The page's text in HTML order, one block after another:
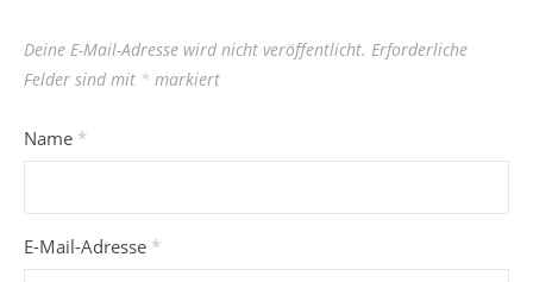
Deine E-Mail-Adresse wird nicht veröffentlicht. Erforderliche
Felder sind mit * markiert
Name *
E-Mail-Adresse *